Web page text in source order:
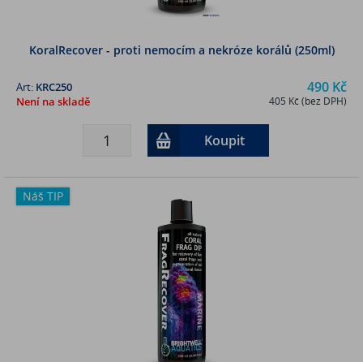
KoralRecover - proti nemocím a nekróze korálů (250ml)
490 Kč
405 Kč (bez DPH)
Art: KRC250
Není na skladě
Koupit
Náš TIP